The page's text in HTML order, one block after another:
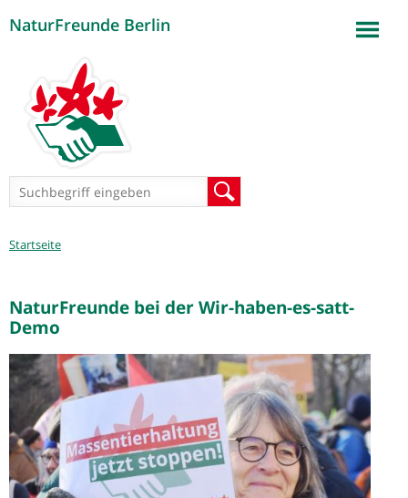
NaturFreunde Berlin
Suchformular
Sie
Startseite
NaturFreunde bei der Wir-haben-es-satt-
Demo